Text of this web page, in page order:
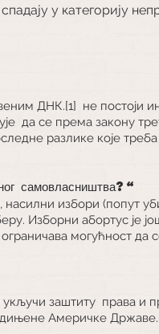
у категорију
ДНК.[1] не постоји
да се према закону
разлике које
самовласништва?“
избори (попут
Изборни абортус је
могућност да
укључи заштиту права и
Америчке